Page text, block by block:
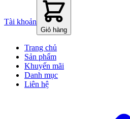
Tài khoản
Giỏ hàng
Trang chủ
Sản phẩm
Khuyến mãi
Danh mục
Liên hệ